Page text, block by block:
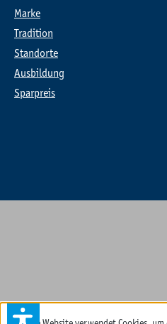
Marke
Tradition
Standorte
Ausbildung
Sparpreis